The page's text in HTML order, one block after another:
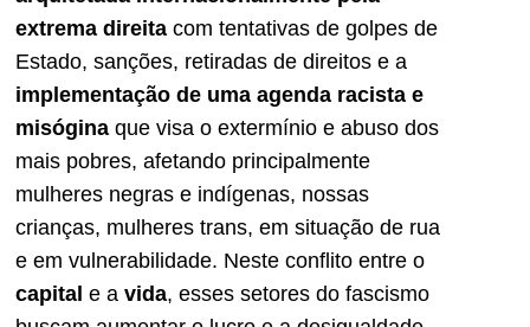
extrema direita com tentativas de golpes de
Estado, sanções, retiradas de direitos e a
implementação de uma agenda racista e
misógina que visa o extermínio e abuso dos
mais pobres, afetando principalmente
mulheres negras e indígenas, nossas
crianças, mulheres trans, em situação de rua
e em vulnerabilidade. Neste conflito entre o
capital e a vida, esses setores do fascismo